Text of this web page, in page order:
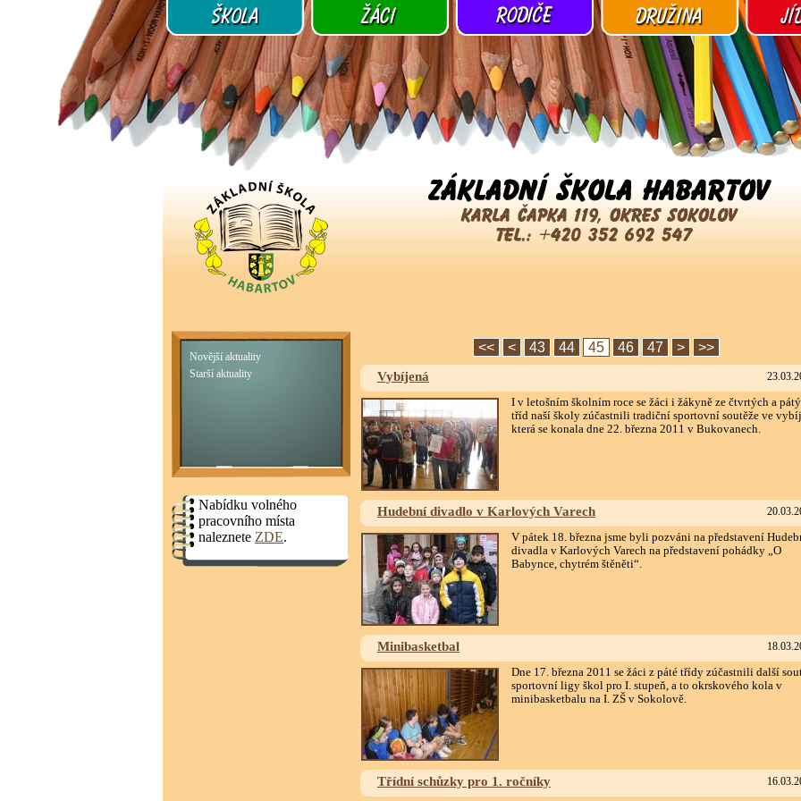
Novější aktuality
Starší aktuality
Nabídku volného
pracovního místa
naleznete ZDE.
<< < 43 44 45 46 47 >
>>
Vybíjená
I v letošním školním roce se žáci i žákyně ze čtvrtých a
tříd naší školy zúčastnili tradiční sportovní soutěže ve
která se konala dne 22. března 2011 v Bukovanech.
Hudební divadlo v Karlových Varech
V pátek 18. března jsme byli pozváni na představení
divadla v Karlových Varech na představení pohádky „O
Babynce, chytrém štěněti“.
Minibasketbal
Dne 17. března 2011 se žáci z páté třídy zúčastnili další
sportovní ligy škol pro I. stupeň, a to okrskového kola v
minibasketbalu na I. ZŠ v Sokolově.
Třídní schůzky pro 1. ročníky